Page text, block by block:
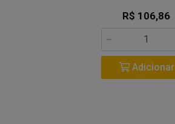
R$ 106,86
Adicionar